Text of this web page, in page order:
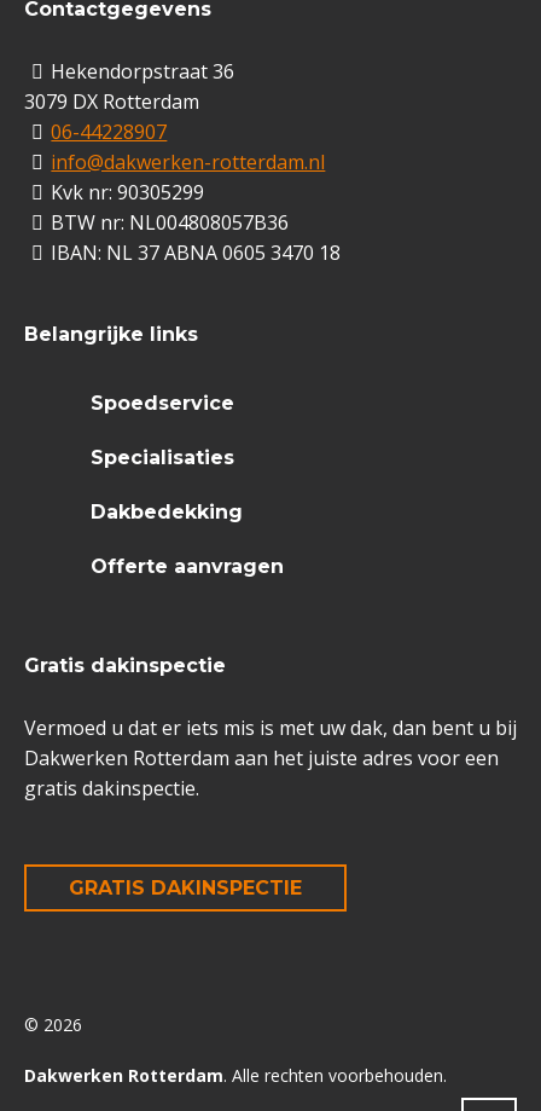
Contactgegevens
Hekendorpstraat 36
3079 DX Rotterdam
06-44228907
info@dakwerken-rotterdam.nl
Kvk nr: 90305299
BTW nr: NL004808057B36
IBAN: NL 37 ABNA 0605 3470 18
Belangrijke links
Spoedservice
Specialisaties
Dakbedekking
Offerte aanvragen
Gratis dakinspectie
Vermoed u dat er iets mis is met uw dak, dan bent u bij
Dakwerken Rotterdam aan het juiste adres voor een
gratis dakinspectie.
GRATIS DAKINSPECTIE
© 2026
Dakwerken Rotterdam. Alle rechten voorbehouden.